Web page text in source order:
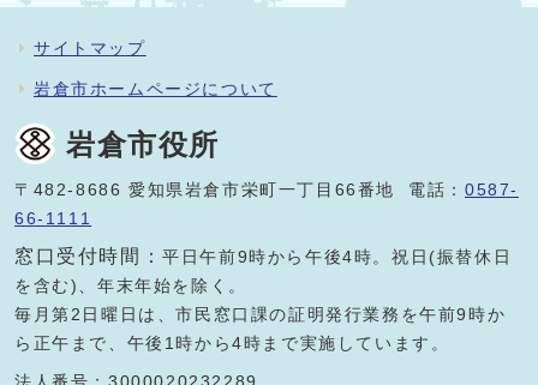
サイトマップ
岩倉市ホームページについて
岩倉市役所
〒482-8686 愛知県岩倉市栄町一丁目66番地 電話：0587-
66-1111
窓口受付時間：平日午前9時から午後4時。祝日(振替休日
を含む)、年末年始を除く。
毎月第2日曜日は、市民窓口課の証明発行業務を午前9時か
ら正午まで、午後1時から4時まで実施しています。